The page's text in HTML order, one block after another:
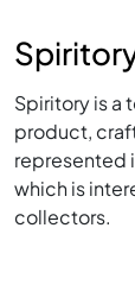
Spiritory is a
product,
represented
which is
collectors.